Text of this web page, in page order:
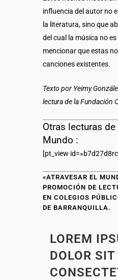
influencia del autor no
la literatura, sino que
del cual la música no
mencionar que estas
canciones existentes.
Texto por Yeimy
lectura de la Fundación
Otras lecturas
Mundo :
[pt_view
«ATRAVESAR EL
PROMOCIÓN DE
EN COLEGIOS
DE BARRANQUILLA.
LOREM
DOLOR